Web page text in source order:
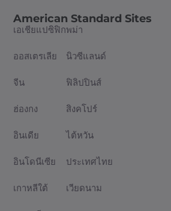
American Standard Sites
เอเชียแปซิฟิก
ออสเตรเลีย
จีน
ฮ่องกง
อินเดีย
อินโดนีเซีย
เกาหลีใต้
พม่า
นิวซีแลนด์
ฟิลิปปินส์
สิงคโปร์
ไต้หวัน
ประเทศไทย
เวียดนาม